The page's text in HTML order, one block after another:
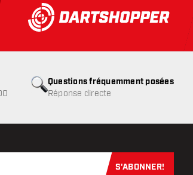
dans les24 heures Retours
Questions fréquemment posées
Réponse directe
client indisponible
Abonnez-
S'ABONNER!